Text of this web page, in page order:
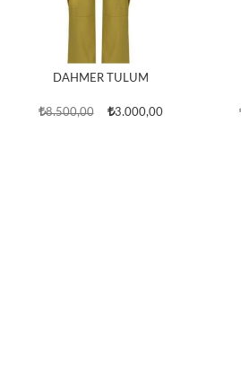
DAHMER TULUM
8.500,00 3.000,00